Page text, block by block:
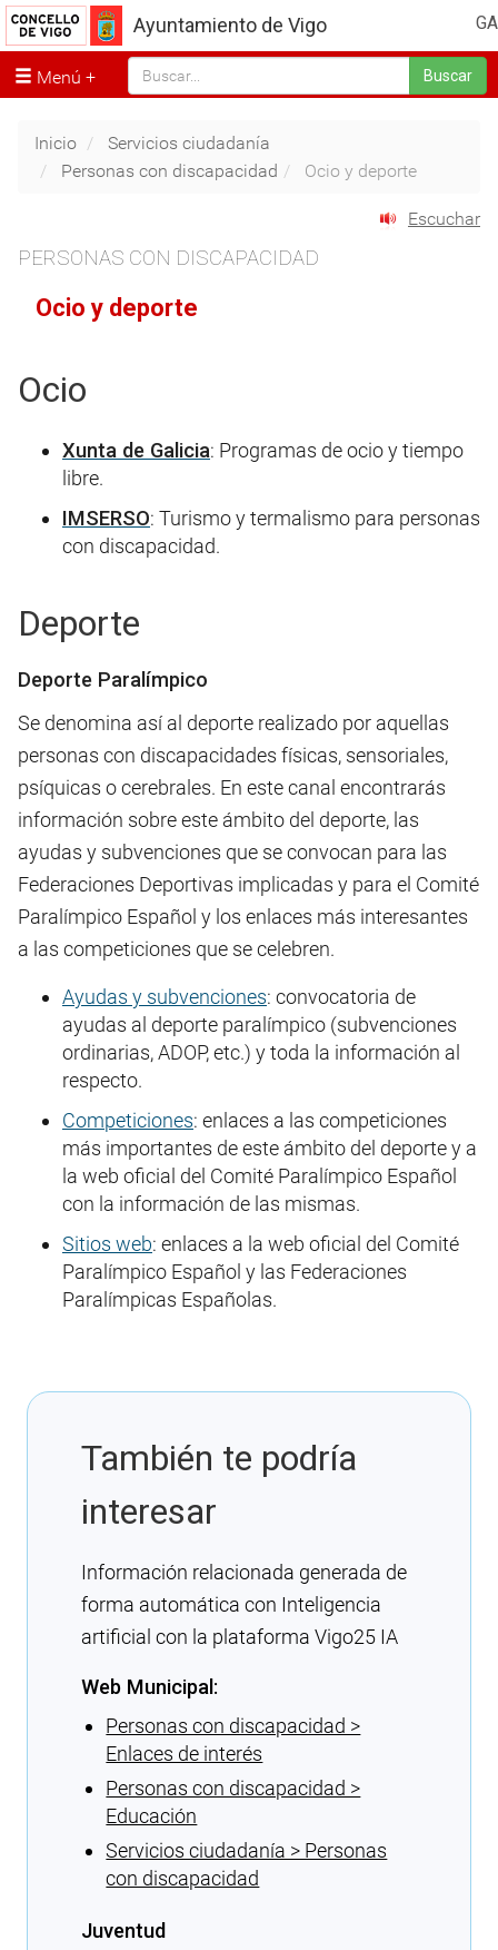
GA
Ayuntamiento de Vigo
Menú Buscar
Inicio
Servicios ciudadanía
Personas con discapacidad
Ocio y deporte
Escuchar
PERSONAS CON DISCAPACIDAD
Ocio y deporte
Ocio
Xunta de Galicia: Programas de ocio y tiempo
libre.
IMSERSO: Turismo y termalismo para personas
con discapacidad.
Deporte
Deporte Paralímpico
Se denomina así al deporte realizado por aquellas
personas con discapacidades físicas, sensoriales,
psíquicas o cerebrales. En este canal encontrarás
información sobre este ámbito del deporte, las
ayudas y subvenciones que se convocan para las
Federaciones Deportivas implicadas y para el Comité
Paralímpico Español y los enlaces más interesantes
a las competiciones que se celebren.
Ayudas y subvenciones: convocatoria de
ayudas al deporte paralímpico (subvenciones
ordinarias, ADOP, etc.) y toda la información al
respecto.
Competiciones: enlaces a las competiciones
más importantes de este ámbito del deporte y a
la web oficial del Comité Paralímpico Español
con la información de las mismas.
Sitios web: enlaces a la web oficial del Comité
Paralímpico Español y las Federaciones
Paralímpicas Españolas.
También te podría
interesar
Información relacionada generada de
forma automática con Inteligencia
artificial con la plataforma Vigo25 IA
Web Municipal:
Personas con discapacidad >
Enlaces de interés
Personas con discapacidad >
Educación
Servicios ciudadanía > Personas
con discapacidad
Juventud